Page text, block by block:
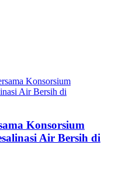
Konsorsium
Air Bersih di